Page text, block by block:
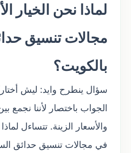
لماذا نحن الخيار
مجالات تنسيق
بالكويت؟
سؤال ينطرح وايد: ليش
الجواب باختصار لأننا نجمع
والأسعار الزينة. تتساءل
في مجالات تنسيق حدائق